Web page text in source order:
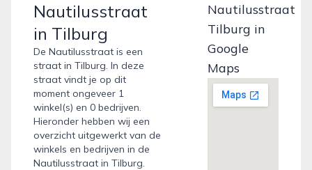
Nautilusstraat
in Tilburg
De Nautilusstraat is een
straat in Tilburg. In deze
straat vindt je op dit
moment ongeveer 1
winkel(s) en 0 bedrijven.
Hieronder hebben wij een
overzicht uitgewerkt van de
winkels en bedrijven in de
Nautilusstraat in Tilburg.
Nautilusstraat
Tilburg in
Google
Maps